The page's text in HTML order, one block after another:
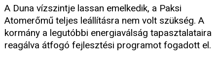
A Duna vízszintje lassan emelkedik, a Paksi
Atomerőmű teljes leállításra nem volt szükség. A
kormány a legutóbbi energiaválság tapasztalataira
reagálva átfogó fejlesztési programot fogadott el.